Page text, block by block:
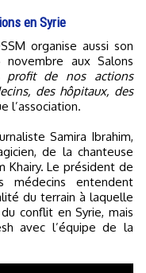
en Syrie
aux Salons
profit de nos actions
des hôpitaux, des
l’association.
Samira Ibrahim,
de la chanteuse
Khairy. Le président de
médecins entendent
du terrain à laquelle
conflit en Syrie, mais
avec l’équipe de la